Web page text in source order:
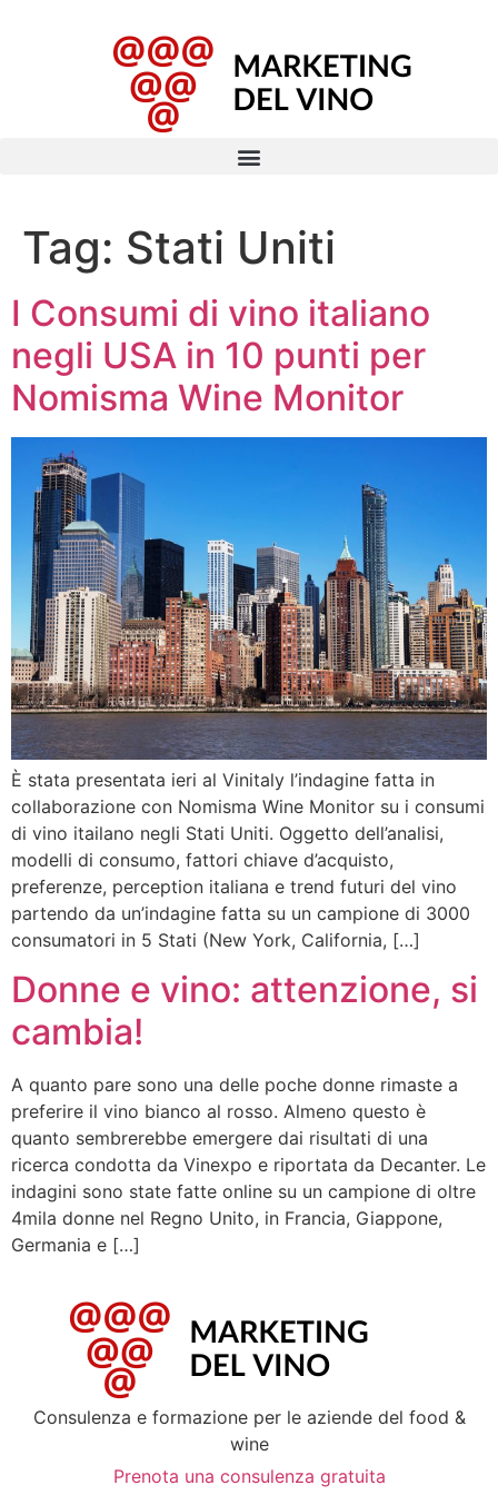
Tag: Stati Uniti
I Consumi di vino italiano
negli USA in 10 punti per
Nomisma Wine Monitor
È stata presentata ieri al Vinitaly l’indagine fatta in
collaborazione con Nomisma Wine Monitor su i consumi
di vino itailano negli Stati Uniti. Oggetto dell’analisi,
modelli di consumo, fattori chiave d’acquisto,
preferenze, perception italiana e trend futuri del vino
partendo da un’indagine fatta su un campione di 3000
consumatori in 5 Stati (New York, California, […]
Donne e vino: attenzione, si
cambia!
A quanto pare sono una delle poche donne rimaste a
preferire il vino bianco al rosso. Almeno questo è
quanto sembrerebbe emergere dai risultati di una
ricerca condotta da Vinexpo e riportata da Decanter. Le
indagini sono state fatte online su un campione di oltre
4mila donne nel Regno Unito, in Francia, Giappone,
Germania e […]
Consulenza e formazione per le aziende del food &
wine
Prenota una consulenza gratuita